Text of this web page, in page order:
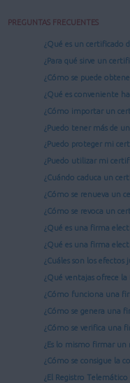
PREGUNTAS FRECUENTES
¿Qué es un certificado
¿Para qué sirve un
¿Cómo se puede
¿Qué es conveniente
¿Cómo importar un
¿Puedo tener más de
¿Puedo proteger mi
¿Puedo utilizar mi
¿Cuándo caduca un
¿Cómo se renueva un
¿Cómo se revoca un
¿Qué es una firma
¿Qué es una firma
¿Cuáles son los
¿Qué ventajas ofrece
¿Cómo funciona una
¿Cómo se genera una
¿Cómo se verifica una
¿Es lo mismo firmar un
¿Cómo se consigue la
¿El Registro